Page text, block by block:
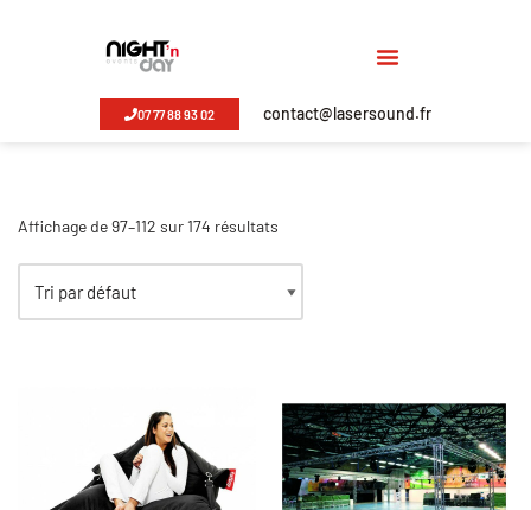
07 77 88 93 02 contact@lasersound.fr
Affichage de 97–112 sur 174 résultats